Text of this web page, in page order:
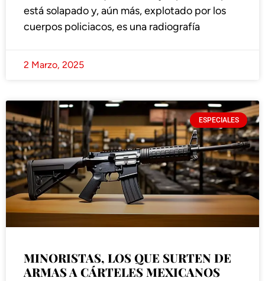
está solapado y, aún más, explotado por los
cuerpos policiacos, es una radiografía
2 Marzo, 2025
ESPECIALES
MINORISTAS, LOS QUE SURTEN DE
ARMAS A CÁRTELES MEXICANOS